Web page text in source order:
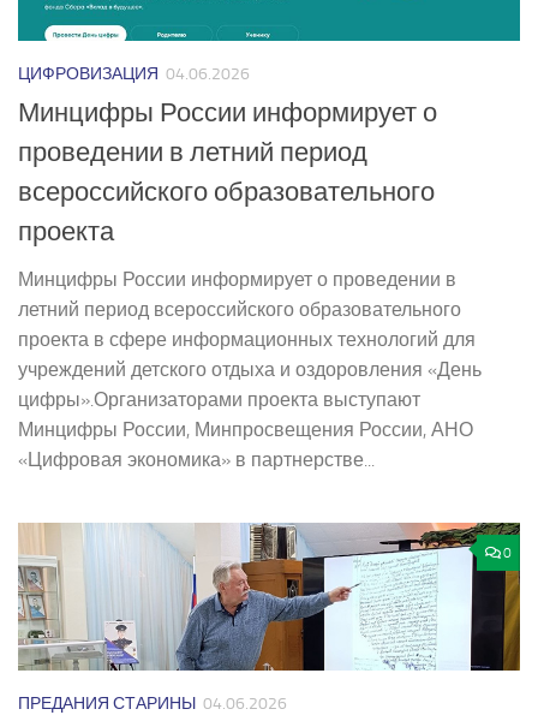
ЦИФРОВИЗАЦИЯ 04.06.2026
Минцифры России информирует о
проведении в летний период
всероссийского образовательного
проекта
Минцифры России информирует о проведении в
летний период всероссийского образовательного
проекта в сфере информационных технологий для
учреждений детского отдыха и оздоровления «День
цифры».Организаторами проекта выступают
Минцифры России, Минпросвещения России, АНО
«Цифровая экономика» в партнерстве...
0
ПРЕДАНИЯ СТАРИНЫ 04.06.2026